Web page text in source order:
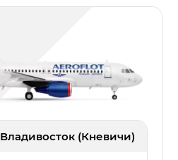
Владивосток (Кневичи)